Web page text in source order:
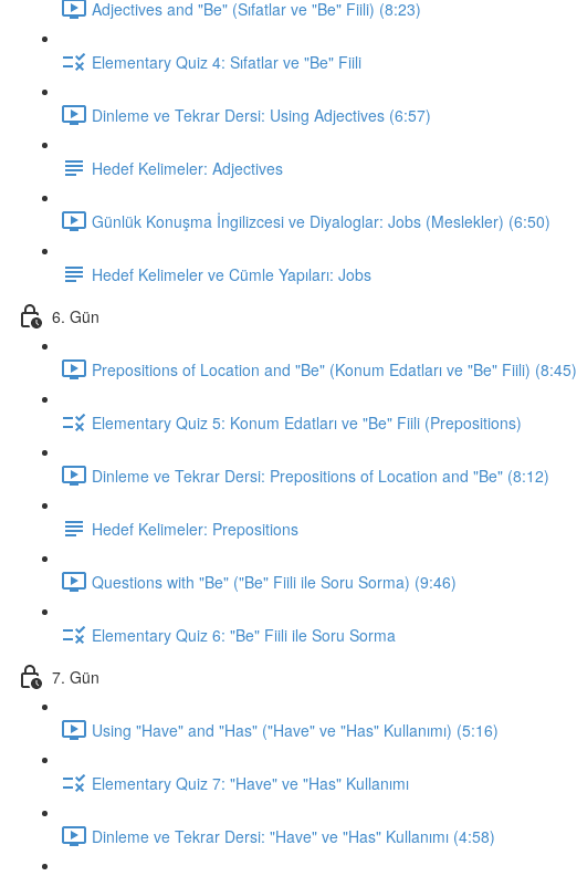
Adjectives and "Be" (Sıfatlar ve "Be" Fiili) (8:23)
Elementary Quiz 4: Sıfatlar ve "Be" Fiili
Dinleme ve Tekrar Dersi: Using Adjectives (6:57)
Hedef Kelimeler: Adjectives
Günlük Konuşma İngilizcesi ve Diyaloglar: Jobs (Meslekler) (6:50)
Hedef Kelimeler ve Cümle Yapıları: Jobs
6. Gün
Prepositions of Location and "Be" (Konum Edatları ve "Be" Fiili) (8:45)
Elementary Quiz 5: Konum Edatları ve "Be" Fiili (Prepositions)
Dinleme ve Tekrar Dersi: Prepositions of Location and "Be" (8:12)
Hedef Kelimeler: Prepositions
Questions with "Be" ("Be" Fiili ile Soru Sorma) (9:46)
Elementary Quiz 6: "Be" Fiili ile Soru Sorma
7. Gün
Using "Have" and "Has" ("Have" ve "Has" Kullanımı) (5:16)
Elementary Quiz 7: "Have" ve "Has" Kullanımı
Dinleme ve Tekrar Dersi: "Have" ve "Has" Kullanımı (4:58)